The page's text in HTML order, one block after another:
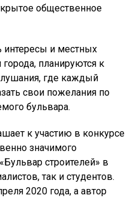
общественное
интересы и местных
планируются к
где каждый
свои пожелания по
бульвара.
к участию в конкурсе
значимого
Бульвар строителей» в
так и студентов.
2020 года, а автор